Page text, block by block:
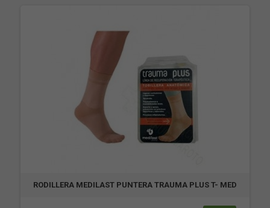
RODILLERA MEDILAST PUNTERA TRAUMA PLUS T- MED